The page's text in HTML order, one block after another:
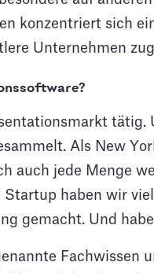
konzentriert sich
Unternehmen
tätig.
Als New
auch jede Menge
haben wir
gemacht. Und
Fachwissen